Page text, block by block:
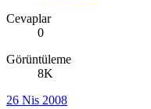
Cevaplar
0
Görüntüleme
8K
26 Nis 2008